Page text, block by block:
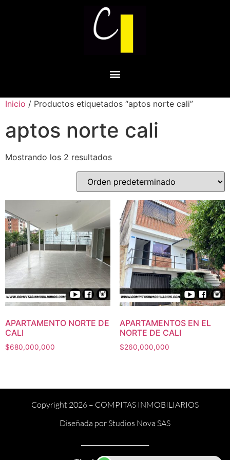
Inicio / Productos etiquetados “aptos norte cali”
aptos norte cali
Mostrando los 2 resultados
APARTAMENTO NORTE DE
CALI
$680,000,000
APARTAMENTOS EN EL
NORTE DE CALI
$260,000,000
Copyright 2026 – COMPITAS INMOBILIARIOS
Diseñada porStudios Nova SAS